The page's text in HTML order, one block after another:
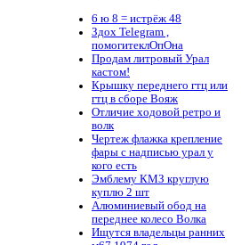
6 ю 8 = истрёж 48
Здох Telegram ,
помогитеклОпОна
Продам литровый Урал
кастом!
Крышку переднего гтц или
гтц в сборе Вояж
Отличие ходовой ретро и
волк
Чертеж флажка крепление
фары с надписью урал у
кого есть
Эмблему КМЗ круглую
куплю 2 шт
Алюминиевый обод на
переднее колесо Волка
Ищутся владельцы ранних